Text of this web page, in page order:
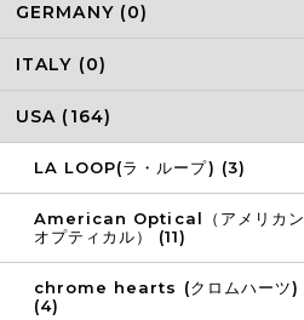
GERMANY (0)
ITALY (0)
USA (164)
LA LOOP(ラ・ループ) (3)
American Optical（アメリカン
オプティカル） (11)
chrome hearts (クロムハーツ)
(4)